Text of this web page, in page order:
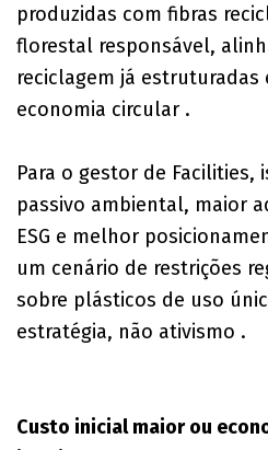
produzidas com fibras
florestal responsável,
reciclagem já estruturadas
economia circular .
Para o gestor de Facilities,
passivo ambiental, maior
ESG e melhor
um cenário de restrições
sobre plásticos de uso
estratégia, não ativismo .
Custo inicial maior ou